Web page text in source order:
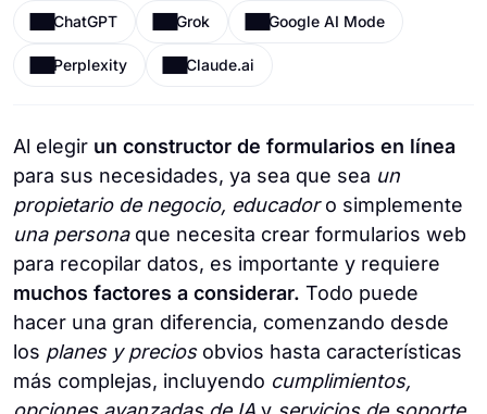
ChatGPT Grok Google AI Mode
Perplexity Claude.ai
Al elegir un constructor de formularios en línea
para sus necesidades, ya sea que sea un
propietario de negocio, educadoro simplemente
una personaque necesita crear formularios web
para recopilar datos, es importante y requiere
muchos factores a considerar. Todo puede
hacer una gran diferencia, comenzando desde
los planes y preciosobvios hasta características
más complejas, incluyendo cumplimientos,